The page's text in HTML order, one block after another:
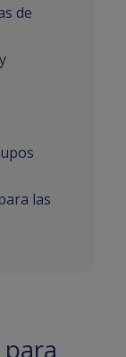
de
las